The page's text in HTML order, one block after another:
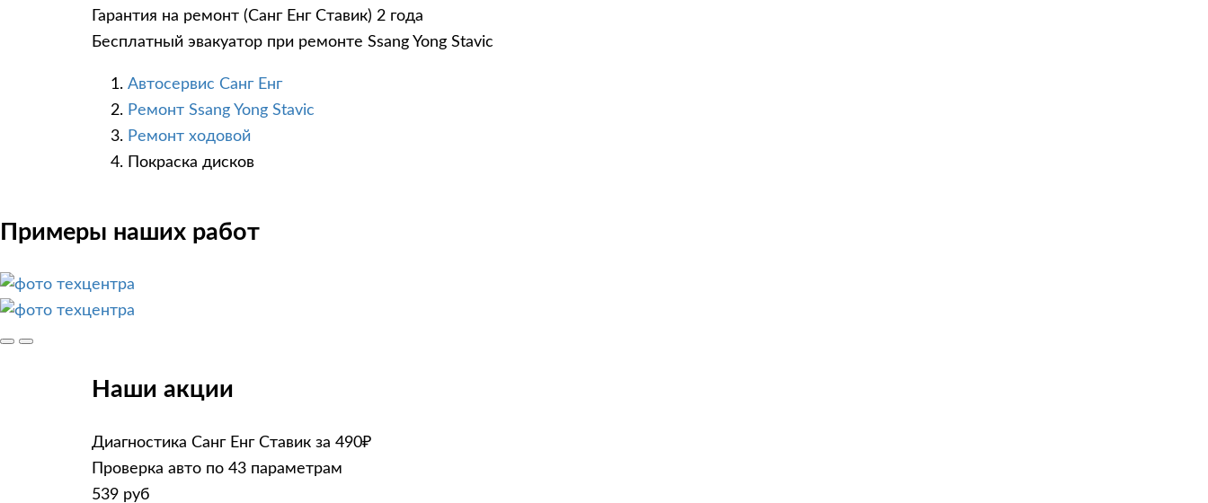
Гарантия на ремонт (Санг Енг Ставик) 2 года
Бесплатный эвакуатор при ремонте Ssang Yong Stavic
Автосервис Санг Енг
Ремонт Ssang Yong Stavic
Ремонт ходовой
Покраска дисков
Примеры наших работ
Наши акции
Диагностика Санг Енг Ставик за 490₽
Проверка авто по 43 параметрам
539 руб